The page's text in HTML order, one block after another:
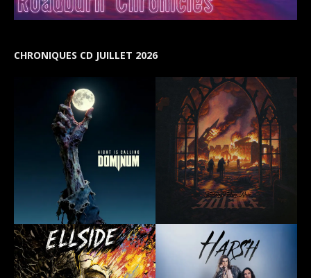
CHRONIQUES CD JUILLET 2026